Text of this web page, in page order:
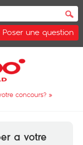
Poser une question
concours? »
a votre